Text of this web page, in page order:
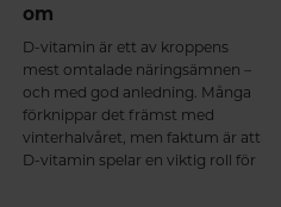
om
D-vitamin är ett av kroppens
mest omtalade näringsämnen –
och med god anledning. Många
förknippar det främst med
vinterhalvåret, men faktum är att
D-vitamin spelar en viktig roll för